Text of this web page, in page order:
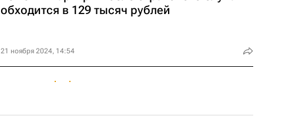
обходится в 129 тысяч рублей
21 ноября 2024, 14:54